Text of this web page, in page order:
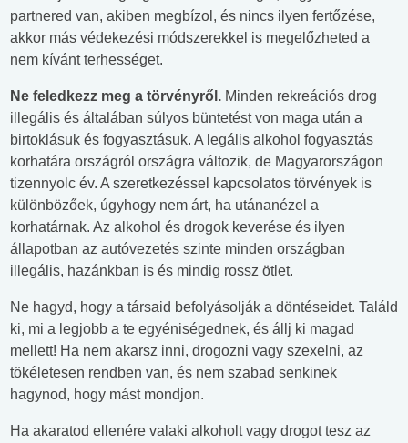
partnered van, akiben megbízol, és nincs ilyen fertőzése,
akkor más védekezési módszerekkel is megelőzheted a
nem kívánt terhességet.
Ne feledkezz meg a törvényről. Minden rekreációs drog
illegális és általában súlyos büntetést von maga után a
birtoklásuk és fogyasztásuk. A legális alkohol fogyasztás
korhatára országról országra változik, de Magyarországon
tizennyolc év. A szeretkezéssel kapcsolatos törvények is
különbözőek, úgyhogy nem árt, ha utánanézel a
korhatárnak. Az alkohol és drogok keverése és ilyen
állapotban az autóvezetés szinte minden országban
illegális, hazánkban is és mindig rossz ötlet.
Ne hagyd, hogy a társaid befolyásolják a döntéseidet. Találd
ki, mi a legjobb a te egyéniségednek, és állj ki magad
mellett! Ha nem akarsz inni, drogozni vagy szexelni, az
tökéletesen rendben van, és nem szabad senkinek
hagynod, hogy mást mondjon.
Ha akaratod ellenére valaki alkoholt vagy drogot tesz az